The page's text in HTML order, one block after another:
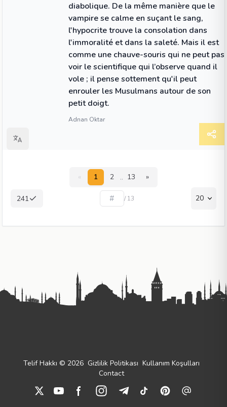
diabolique. De la même manière que le
vampire se calme en suçant le sang,
l'hypocrite trouve la consolation dans
l'immoralité et dans la saleté. Mais il est
comme une chauve-souris qui ne peut pas
voir le scientifique qui l’observe quand il
vole ; il pense sottement qu'il peut
enrouler les Musulmans autour de son
petit doigt.
Adnan Oktar
« 1 2 .. 13 »
241 / 13 20
Telif Hakkı © 2026 Gizlilik Politikası Kullanım Koşulları
Contact